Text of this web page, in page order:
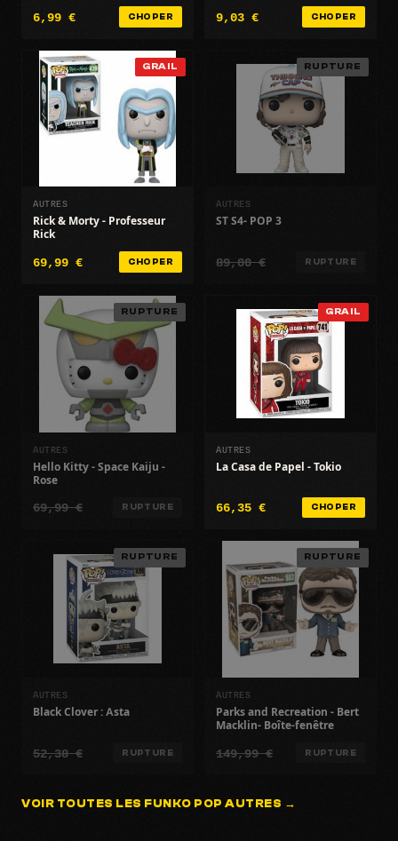
6,99 € CHOPER 9,03 € CHOPER
GRAIL
AUTRES
Rick & Morty - Professeur
Rick
69,99 € CHOPER
RUPTURE
AUTRES
ST S4- POP 3
89,00 € RUPTURE
RUPTURE
AUTRES
Hello Kitty - Space Kaiju -
Rose
69,99 € RUPTURE
GRAIL
AUTRES
La Casa de Papel - Tokio
66,35 € CHOPER
RUPTURE
AUTRES
Black Clover : Asta
52,38 € RUPTURE
RUPTURE
AUTRES
Parks and Recreation - Bert
Macklin- Boîte-fenêtre
149,99 € RUPTURE
VOIR TOUTES LES FUNKO POP AUTRES →